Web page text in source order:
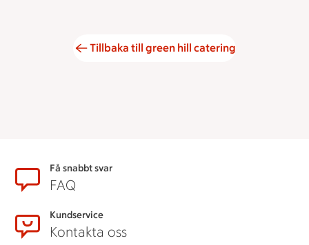
Tillbaka till green hill catering
SidfotFå snabbt svar
FAQ
Kundservice
Kontakta oss